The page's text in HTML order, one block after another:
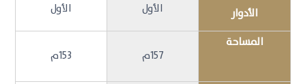
الأدوار الأول الأول
المساحة
157م
153م